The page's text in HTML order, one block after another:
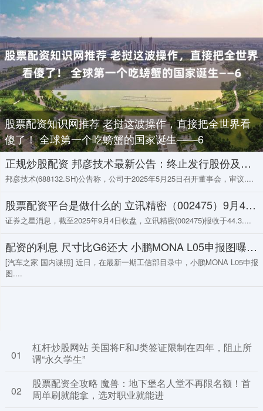
股票配资知识网推荐 老挝这波操作，直接把全世界看
傻了！ 全球第一个吃螃蟹的国家诞生——6
正规炒股配资 邦彦技术最新公告：终止发行股份及支付现金购买资产并募集配套资金
邦彦技术(688132.SH)公告称，公司于2025年5月25日召开董事会，审议....
股票配资平台是做什么的 立讯精密（002475）9月4日主力资金净买入6.52亿元
证券之星消息，截至2025年9月4日收盘，立讯精密(002475)报收于44.3....
配资的利息 尺寸比G6还大 小鹏MONA L05申报图曝光 有增程有纯电
[汽车之家 国内谍照] 近日，在最新一期工信部目录中，小鹏MONA L05申报
图....
01
杠杆炒股网站 美国将F和J类签证限制在四年，阻止所
谓“永久学生”
02
股票配资全攻略 魔兽：地下堡名人堂不再限名额！首
周单刷就能拿，选对职业就能进